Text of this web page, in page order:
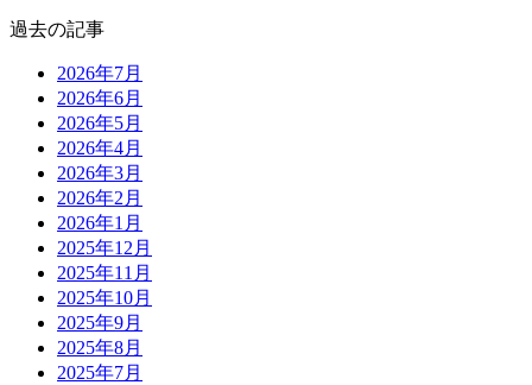
過去の記事
2026年7月
2026年6月
2026年5月
2026年4月
2026年3月
2026年2月
2026年1月
2025年12月
2025年11月
2025年10月
2025年9月
2025年8月
2025年7月